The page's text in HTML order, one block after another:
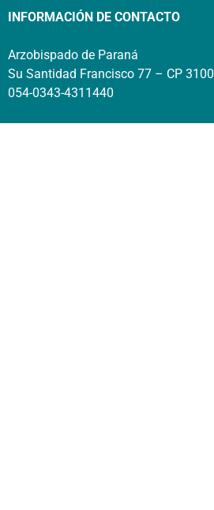
INFORMACIÓN DE CONTACTO
Arzobispado de Paraná
Su Santidad Francisco 77 – CP 3100
054-0343-4311440